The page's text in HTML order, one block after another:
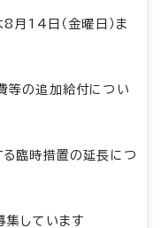
月14日（金曜日）ま
等の追加給付につい
る臨時措置の延長につ
しています